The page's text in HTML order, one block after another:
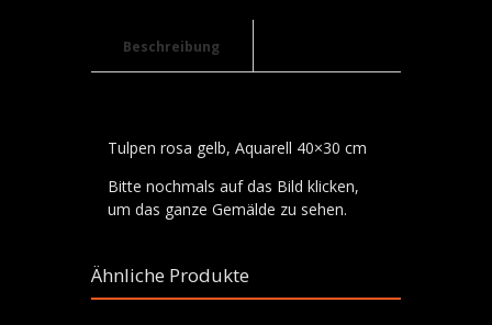
Beschreibung
Tulpen rosa gelb, Aquarell 40×30 cm
Bitte nochmals auf das Bild klicken,
um das ganze Gemälde zu sehen.
Ähnliche Produkte